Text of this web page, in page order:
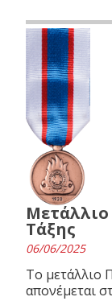
Τάξης
06/06/2025
Το μετάλλιο
απονέμεται